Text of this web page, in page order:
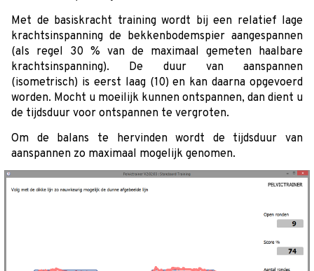
Met de basiskracht training wordt bij een relatief lage
krachtsinspanning de bekkenbodemspier aangespannen
(als regel 30 % van de maximaal gemeten haalbare
krachtsinspanning). De duur van aanspannen
(isometrisch) is eerst laag (10) en kan daarna opgevoerd
worden. Mocht u moeilijk kunnen ontspannen, dan dient u
de tijdsduur voor ontspannen te vergroten.
Om de balans te hervinden wordt de tijdsduur van
aanspannen zo maximaal mogelijk genomen.